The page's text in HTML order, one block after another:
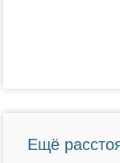
Ещё